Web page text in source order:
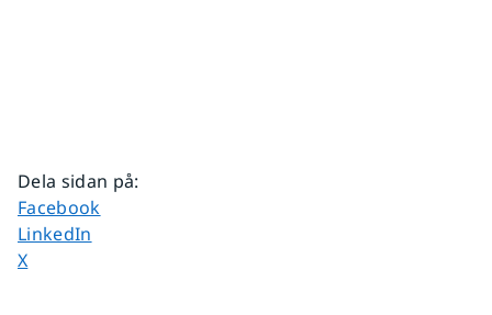
Dela sidan på:
Dela sidan på
Facebook
Dela sidan på
LinkedIn
Dela sidan på
X